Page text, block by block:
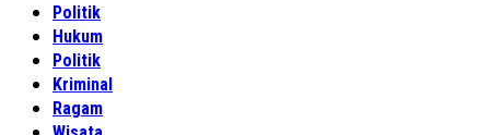
Politik
Hukum
Politik
Kriminal
Ragam